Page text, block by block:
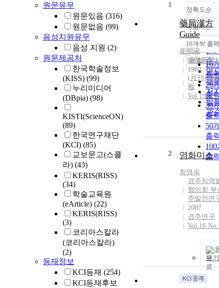
원문유무
원문있음 (316)
원문없음 (99)
음성지원유무
음성 지원 (2)
원문제공처
한국학술정보
(KISS) (99)
누리미디어
(DBpia) (98)
KISTI(ScienceON)
(89)
한국연구재단
(KCI) (85)
교보문고(스콜
라) (43)
KERIS(RISS)
(34)
학술교육원
(eArticle) (22)
KERIS(RISS)
(3)
코리아스칼라
(코리아스칼라)
(2)
등재정보
KCI등재 (254)
KCI등재후보
정확도순
정
순
인
순
연
제
저
발
관
내림차순
내
10개씩 출
10
출
20
출
30
출
50
출
출
조회
1
藥局漢方
Guide
崔明淑
藥業新聞
1982
(月刊) 醫
報
Vol.1982
2 염화미소
최명숙
경주지역
협의회 부
주발전연
2007
경주연구
Vol.16
보기